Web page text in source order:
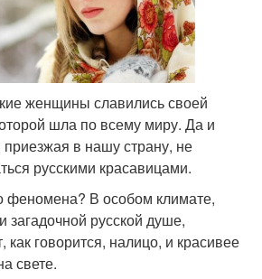
женщины славились своей
шла по всему миру. Да и
в нашу страну, не
русскими красавицами.
феномена? В особом климате,
загадочной русской душе,
как говорится, налицо, и красивее
свете.